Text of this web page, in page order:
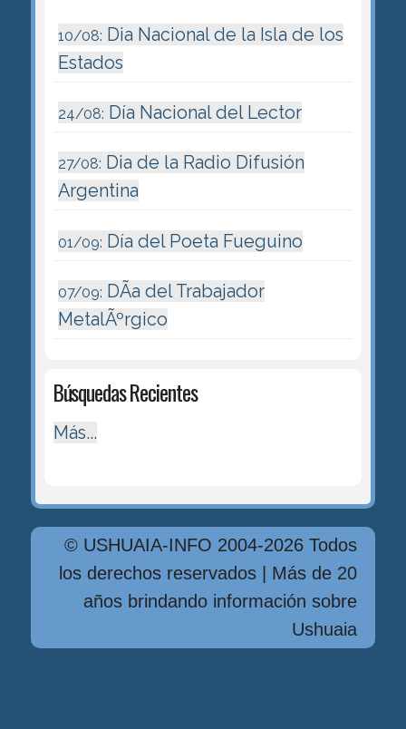
10/08: Dia Nacional de la Isla de los
Estados
24/08: Día Nacional del Lector
27/08: Dia de la Radio Difusión
Argentina
01/09: Día del Poeta Fueguino
07/09: DÃ­a del Trabajador
MetalÃºrgico
Búsquedas Recientes
Más...
© USHUAIA-INFO 2004-2026 Todos
los derechos reservados | Más de 20
años brindando información sobre
Ushuaia